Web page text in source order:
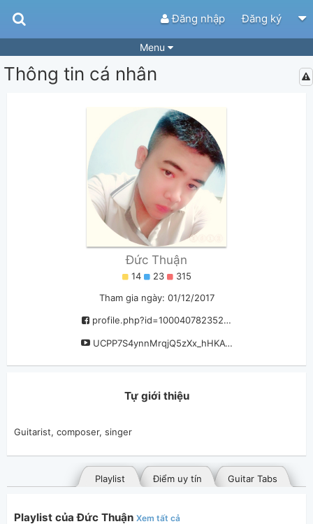
Đăng nhập Đăng ký
Menu
Bài hát
Tìm theo hợp âm Tải ứng dụng
Yêu cầu hợp âm
Khóa học
Thông tin cá nhân
Đức Thuận
14 23
315
Tham gia ngày: 01/12/2017
profile.php?id=100040782352204
UCPP7S4ynnMrqjQ5zXx_hHKA?view_as=subscriber
Tự giới thiệu
Guitarist, composer, singer
Guitar Tabs
Điểm uy tín
Playlist
Playlist của Đức Thuận Xem tất cả